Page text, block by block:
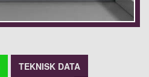
TEKNISK DATA